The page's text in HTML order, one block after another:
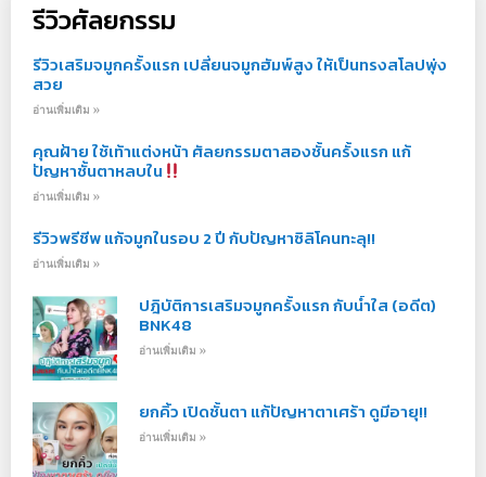
รีวิวศัลยกรรม
รีวิวเสริมจมูกครั้งแรก เปลี่ยนจมูกฮัมพ์สูง ให้เป็นทรงสโลปพุ่ง
สวย
อ่านเพิ่มเติม »
คุณฝ้าย ใช้เท้าแต่งหน้า ศัลยกรรมตาสองชั้นครั้งแรก แก้
ปัญหาชั้นตาหลบใน
อ่านเพิ่มเติม »
รีวิวพรีชีพ แก้จมูกในรอบ 2 ปี กับปัญหาซิลิโคนทะลุ!!
อ่านเพิ่มเติม »
ปฎิบัติการเสริมจมูกครั้งแรก กับน้ำใส (อดีต)
BNK48
อ่านเพิ่มเติม »
ยกคิ้ว เปิดชั้นตา แก้ปัญหาตาเศร้า ดูมีอายุ!!
อ่านเพิ่มเติม »